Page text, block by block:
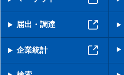
届出・調達
企業統計